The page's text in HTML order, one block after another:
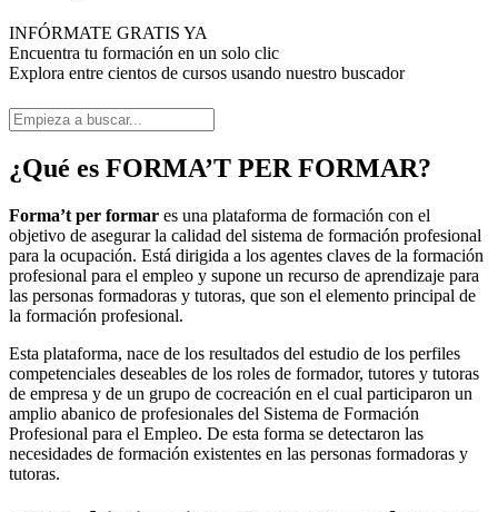
INFÓRMATE GRATIS YA
Encuentra tu formación en un solo clic
Explora entre cientos de cursos usando nuestro buscador
¿Qué es FORMA’T PER FORMAR?
Forma’t per formar es una plataforma de formación con el
objetivo de asegurar la calidad del sistema de formación profesional
para la ocupación. Está dirigida a los agentes claves de la formación
profesional para el empleo y supone un recurso de aprendizaje para
las personas formadoras y tutoras, que son el elemento principal de
la formación profesional.
Esta plataforma, nace de los resultados del estudio de los perfiles
competenciales deseables de los roles de formador, tutores y tutoras
de empresa y de un grupo de cocreación en el cual participaron un
amplio abanico de profesionales del Sistema de Formación
Profesional para el Empleo. De esta forma se detectaron las
necesidades de formación existentes en las personas formadoras y
tutoras.